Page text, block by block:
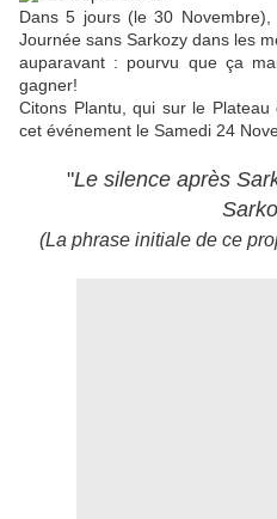
Dans 5 jours (le 30
Journée sans Sarkozy dans les
auparavant : pourvu que ça
gagner!
Citons Plantu, qui sur le
cet événement le Samedi 24
"Le silence après
(La phrase initiale de ce